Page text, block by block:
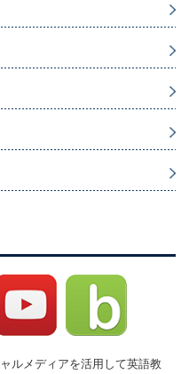
ルメディアを活用して英語教